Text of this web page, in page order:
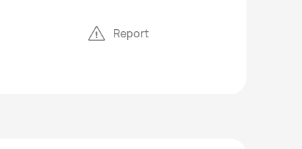
Report